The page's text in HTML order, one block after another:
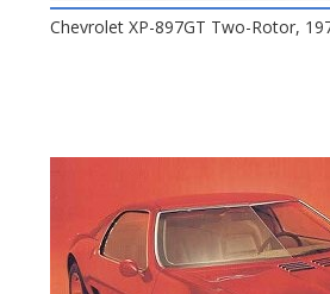
Chevrolet XP-897GT Two-Rotor,